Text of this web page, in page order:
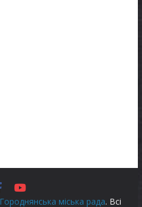
Городнянська міська рада. Всі